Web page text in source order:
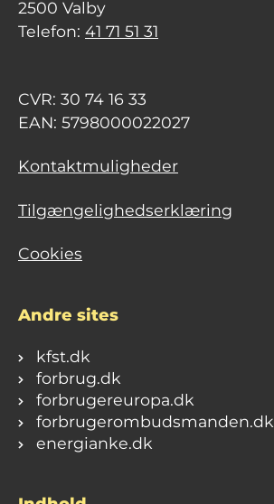
2500 Valby
Telefon: 41 71 51 31
CVR: 30 74 16 33
EAN: 5798000022027
Kontaktmuligheder
Tilgængelighedserklæring
Cookies
Andre sites
kfst.dk
forbrug.dk
forbrugereuropa.dk
forbrugerombudsmanden.dk
energianke.dk